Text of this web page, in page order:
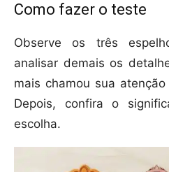
Como fazer o teste
Observe os três
analisar demais os
mais chamou sua
Depois, confira o
escolha.